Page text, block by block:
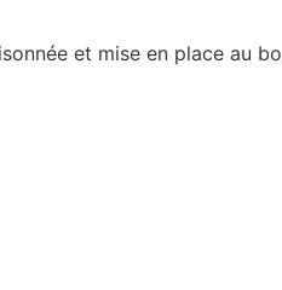
et mise en place au